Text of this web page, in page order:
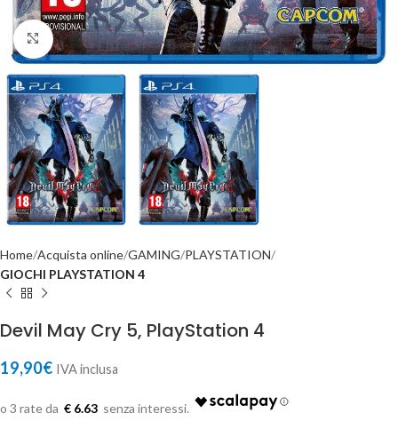
Click to enlarge
Home Acquista online GAMING PLAYSTATION
GIOCHI PLAYSTATION 4
Devil May Cry 5, PlayStation 4
19,90€ IVA inclusa
€ 6.63